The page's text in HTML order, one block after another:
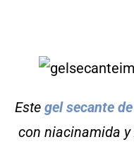
Este gel secante
con niacinamida